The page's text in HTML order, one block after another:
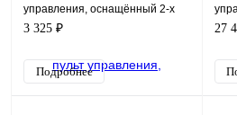
управления, оснащённый 2-х
позиционным переключателем
3 325 ₽
Подробнее
27